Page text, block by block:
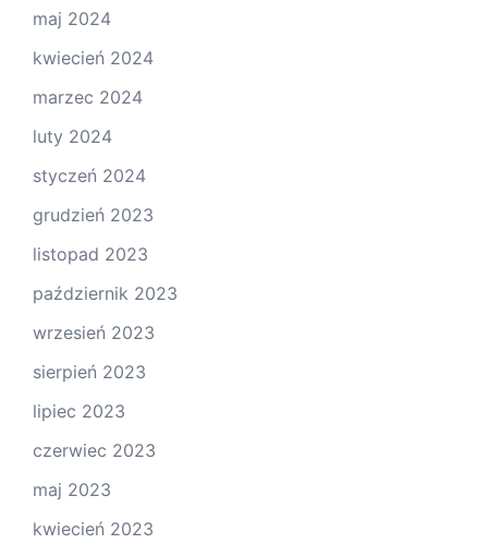
maj 2024
kwiecień 2024
marzec 2024
luty 2024
styczeń 2024
grudzień 2023
listopad 2023
październik 2023
wrzesień 2023
sierpień 2023
lipiec 2023
czerwiec 2023
maj 2023
kwiecień 2023